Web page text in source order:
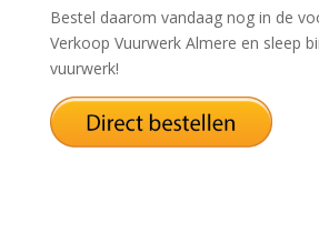
Bestel daarom vandaag nog in de
Verkoop Vuurwerk Almere en sleep
vuurwerk!